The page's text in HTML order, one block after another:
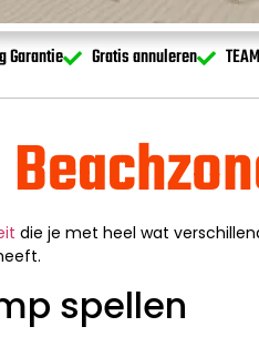
Garantie Gratis annuleren
die je met heel wat
spellen